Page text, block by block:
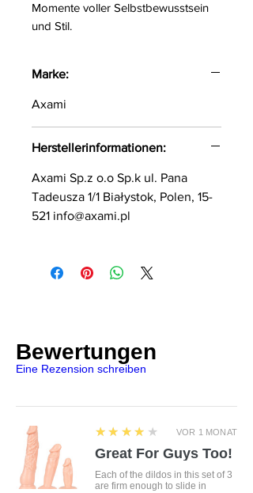
Momente voller Selbstbewusstsein
und Stil.
Marke:
Axami
Herstellerinformationen:
Axami Sp.z o.o Sp.k ul. Pana
Tadeusza 1/1 Białystok, Polen, 15-
521 info@axami.pl
Bewertungen
Eine Rezension schreiben
VOR 1 MONAT
4
★★★★★
Great For Guys Too!
Each of the dildos in this set of 3
are firm enough to slide in